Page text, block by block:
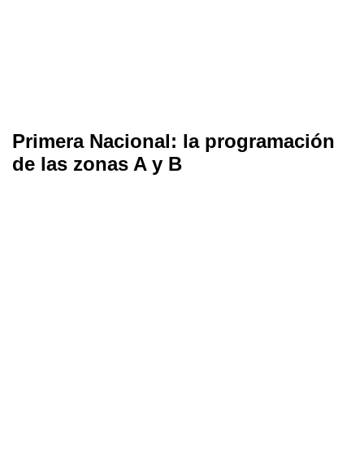
Primera Nacional: la programación
de las zonas A y B